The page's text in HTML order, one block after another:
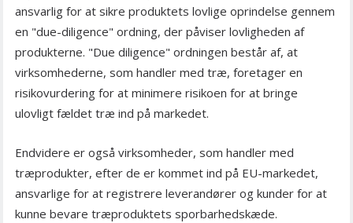
ansvarlig for at sikre produktets lovlige oprindelse gennem
en "due-diligence" ordning, der påviser lovligheden af
produkterne. "Due diligence" ordningen består af, at
virksomhederne, som handler med træ, foretager en
risikovurdering for at minimere risikoen for at bringe
ulovligt fældet træ ind på markedet.
Endvidere er også virksomheder, som handler med
træprodukter, efter de er kommet ind på EU-markedet,
ansvarlige for at registrere leverandører og kunder for at
kunne bevare træproduktets sporbarhedskæde.